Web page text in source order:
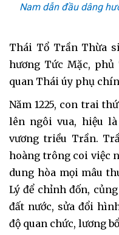
Nam dẫn đầu dâng
Thái Tổ Trần Thừa
hương Tức Mặc,
quan Thái úy phụ
Năm 1225, con trai
lên ngôi vua, hiệu
vương triều Trần.
hoàng trông coi việc
dung hòa mọi mâu
Lý để chỉnh đốn,
đất nước, sửa đổi
độ quan chức, lương